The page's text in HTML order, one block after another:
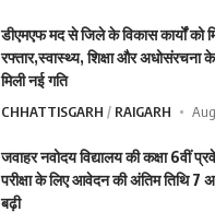
डीएमएफ मद से जिले के विकास कार्यों को
रफ्तार,स्वास्थ्य, शिक्षा और अधोसंरचना
मिली नई गति
CHHATTISGARH RAIGARH
जवाहर नवोदय विद्यालय की कक्षा 6वीं
परीक्षा के लिए आवेदन की अंतिम तिथि 7
बढ़ी